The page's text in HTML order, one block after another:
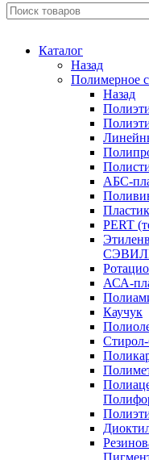
Каталог
Назад
Полимерное
Назад
АБС-
PERT
АСА-
Каучук